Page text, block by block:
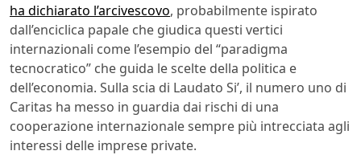
ha dichiarato l’arcivescovo, probabilmente ispirato
dall’enciclica papale che giudica questi vertici
internazionali come l’esempio del “paradigma
tecnocratico” che guida le scelte della politica e
dell’economia. Sulla scia di Laudato Si’, il numero uno di
Caritas ha messo in guardia dai rischi di una
cooperazione internazionale sempre più intrecciata agli
interessi delle imprese private.